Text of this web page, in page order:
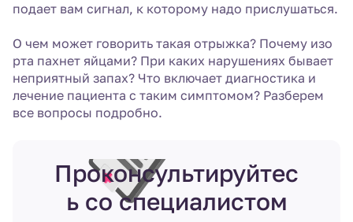
подает вам сигнал, к которому надо прислушаться.
О чем может говорить такая отрыжка? Почему изо
рта пахнет яйцами? При каких нарушениях бывает
неприятный запах? Что включает диагностика и
лечение пациента с таким симптомом? Разберем
все вопросы подробно.
Проконсультируйтес
ь со специалистом